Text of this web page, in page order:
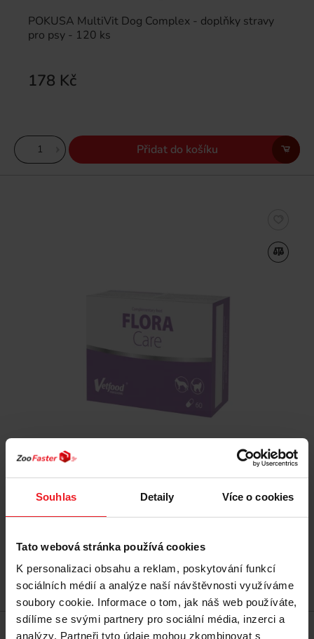
Souhlas Detaily Více o cookies
Tato webová stránka používá cookies
K personalizaci obsahu a reklam, poskytování funkcí
sociálních médií a analýze naší návštěvnosti využíváme
soubory cookie. Informace o tom, jak náš web používáte,
sdílíme se svými partnery pro sociální média, inzerci a
analýzy. Partneři tyto údaje mohou zkombinovat s
POKUSA MultiVit Dog Complex - doplňky stravy
pro psy - 120 ks
178 Kč
Přidat do košíku
VETFOOD Flora Care - doplňky stravy pro psy a
667 Kč
Přidat do košíku